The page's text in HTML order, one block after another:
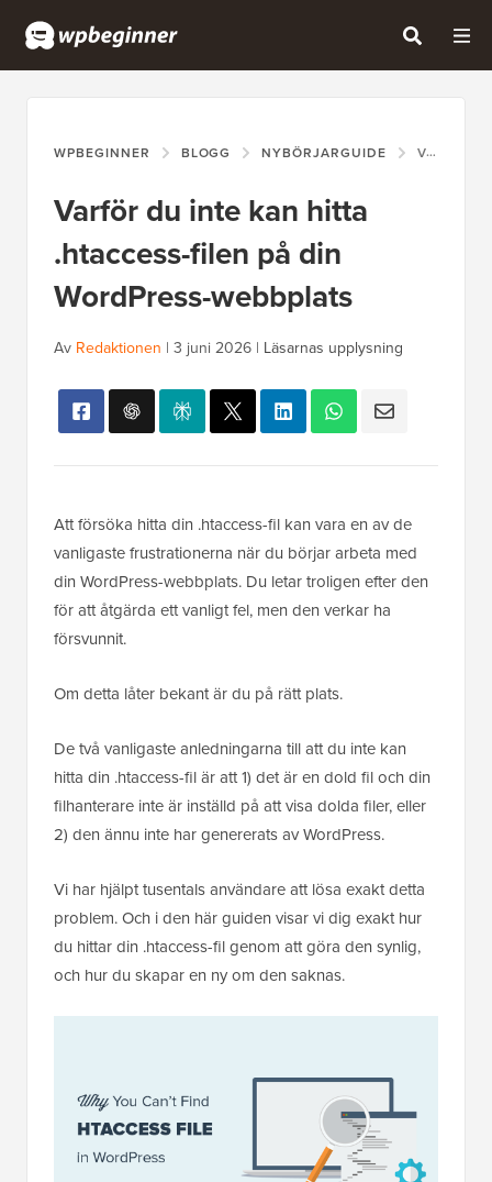
WPBEGINNER BLOGG NYBÖRJARGUIDE VARFÖR DU INTE KAN HITTA .HTACCESS-FILEN PÅ DIN WORDPRESS-WEBBPLATS
Varför du inte kan hitta
.htaccess-filen på din
WordPress-webbplats
Av Redaktionen | 3 juni 2026 | Läsarnas upplysning
Att försöka hitta din .htaccess-fil kan vara en av de
vanligaste frustrationerna när du börjar arbeta med
din WordPress-webbplats. Du letar troligen efter den
för att åtgärda ett vanligt fel, men den verkar ha
försvunnit.
Om detta låter bekant är du på rätt plats.
De två vanligaste anledningarna till att du inte kan
hitta din .htaccess-fil är att 1) det är en dold fil och din
filhanterare inte är inställd på att visa dolda filer, eller
2) den ännu inte har genererats av WordPress.
Vi har hjälpt tusentals användare att lösa exakt detta
problem. Och i den här guiden visar vi dig exakt hur
du hittar din .htaccess-fil genom att göra den synlig,
och hur du skapar en ny om den saknas.